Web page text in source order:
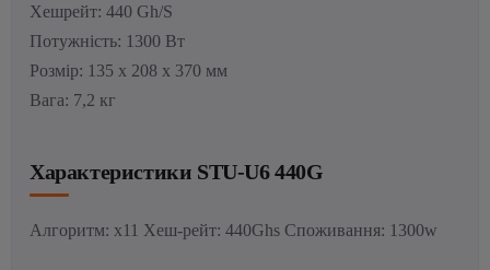
Хешрейт: 440 Gh/S
Потужність: 1300 Вт
Розмір: 135 х 208 х 370 мм
Вага: 7,2 кг
Характеристики STU-U6 440G
Алгоритм: x11 Хеш-рейт: 440Ghs Споживання: 1300w